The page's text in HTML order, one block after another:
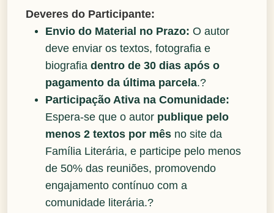
Deveres do Participante:
Envio do Material no Prazo: O autor
deve enviar os textos, fotografia e
biografia dentro de 30 dias após o
pagamento da última parcela.?
Participação Ativa na Comunidade:
Espera-se que o autor publique pelo
menos 2 textos por mês no site da
Família Literária, e participe pelo menos
de 50% das reuniões, promovendo
engajamento contínuo com a
comunidade literária.?